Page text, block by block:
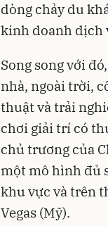
dòng chảy du
kinh doanh dịch
Song song với
nhà, ngoài trời,
thuật và trải
chơi giải trí có
chủ trương của
một mô hình đủ
khu vực và trên
Vegas (Mỹ).